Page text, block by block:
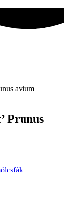
avium
Prunus